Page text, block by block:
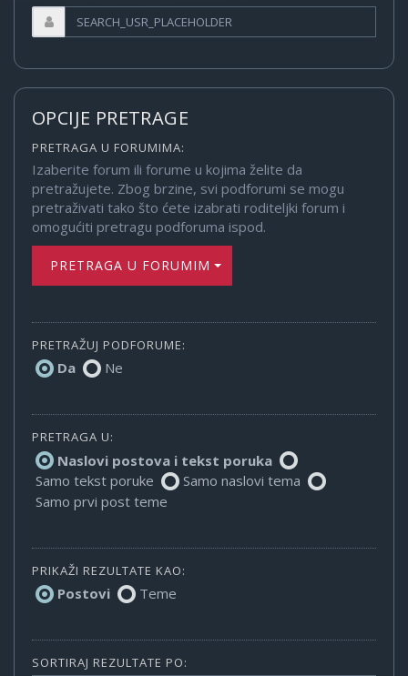
OPCIJE PRETRAGE
PRETRAGA U FORUMIMA:
Izaberite forum ili forume u kojima želite da
pretražujete. Zbog brzine, svi podforumi se mogu
pretraživati tako što ćete izabrati roditeljki forum i
omogućiti pretragu podforuma ispod.
PRETRAGA U FORUMIMA
PRETRAŽUJ PODFORUME:
Da Ne
PRETRAGA U:
Naslovi postova i tekst poruka
Samo tekst poruke
Samo naslovi tema
Samo prvi post teme
PRIKAŽI REZULTATE KAO:
Postovi Teme
SORTIRAJ REZULTATE PO: